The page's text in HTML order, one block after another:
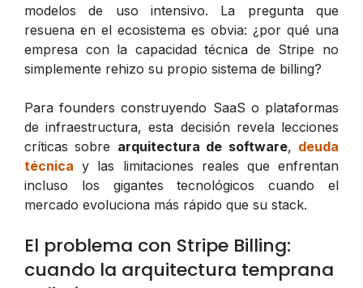
modelos de uso intensivo. La pregunta que
resuena en el ecosistema es obvia: ¿por qué una
empresa con la capacidad técnica de Stripe no
simplemente rehizo su propio sistema de billing?
Para founders construyendo SaaS o plataformas
de infraestructura, esta decisión revela lecciones
críticas sobre arquitectura de software, deuda
técnica y las limitaciones reales que enfrentan
incluso los gigantes tecnológicos cuando el
mercado evoluciona más rápido que su stack.
El problema con Stripe Billing:
cuando la arquitectura temprana